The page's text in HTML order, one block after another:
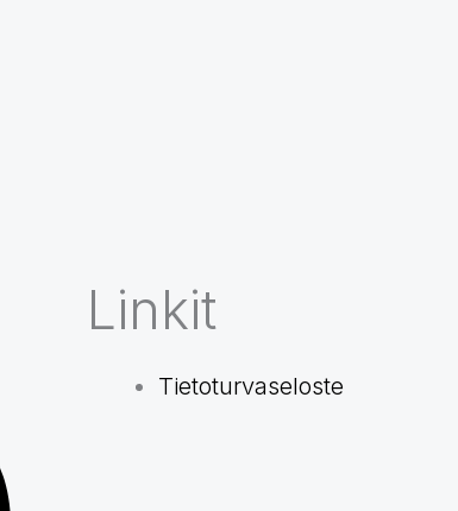
Linkit
Tietoturvaseloste